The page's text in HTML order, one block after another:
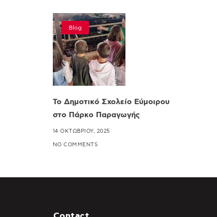
Blog
Το Δημοτικό Σχολείο Εύμοιρου
στο Πάρκο Παραγωγής
14 ΟΚΤΩΒΡΊΟΥ, 2025
NO COMMENTS